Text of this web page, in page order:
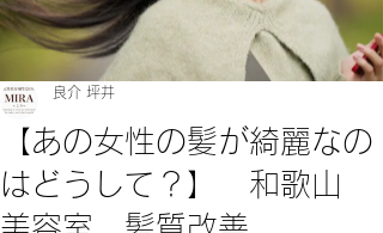
【あの女性の髪が綺麗なの
はどうして？】 和歌山
良介 坪井